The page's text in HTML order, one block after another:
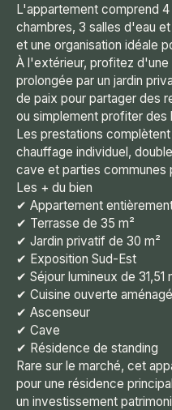
L'appartement comprend
chambres, 3 salles d'eau
et une organisation idéale
À l'extérieur, profitez
prolongée par un jardin
de paix pour partager des
ou simplement profiter des
Les prestations
chauffage individuel,
cave et parties communes
Les + du bien
✔ Appartement
✔ Terrasse de 35 m²
✔ Jardin privatif de 30 m²
✔ Exposition Sud-Est
✔ Séjour lumineux de 31,51
✔ Cuisine ouverte
✔ Ascenseur
✔ Cave
✔ Résidence de standing
Rare sur le marché, cet
pour une résidence
un investissement